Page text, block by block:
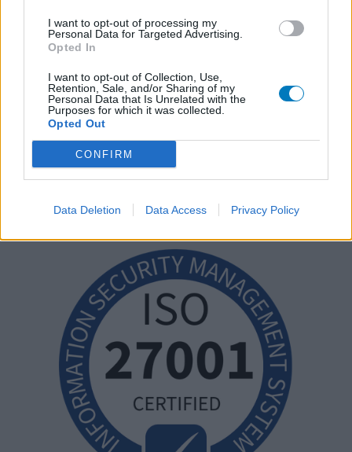
I want to opt-out of processing my
Personal Data for Targeted Advertising.
Opted In
I want to opt-out of Collection, Use,
Retention, Sale, and/or Sharing of my
Personal Data that Is Unrelated with the
Purposes for which it was collected.
Opted Out
CONFIRM
Data Deletion Data Access Privacy Policy